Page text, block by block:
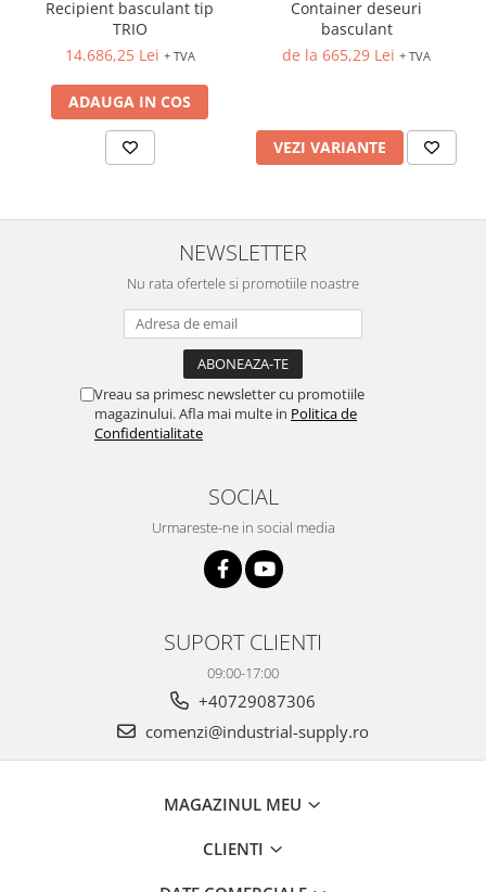
Recipient basculant tip
TRIO
14.686,25 Lei + TVA
ADAUGA IN COS
Container deseuri
basculant
de la 665,29 Lei + TVA
VEZI VARIANTE
NEWSLETTER
Nu rata ofertele si promotiile noastre
Vreau sa primesc newsletter cu promotiile
magazinului. Afla mai multe in Politica de
Confidentialitate
SOCIAL
Urmareste-ne in social media
SUPORT CLIENTI
09:00-17:00
+40729087306
comenzi@industrial-supply.ro
MAGAZINUL MEU
CLIENTI